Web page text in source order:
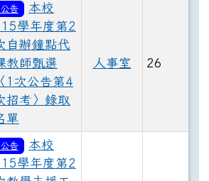
公告
本校
學年度第2
自辦鐘點代
教師甄選
〈1次公告第4
招考〉錄取
單
人事室 26
公告
本校
學年度第2